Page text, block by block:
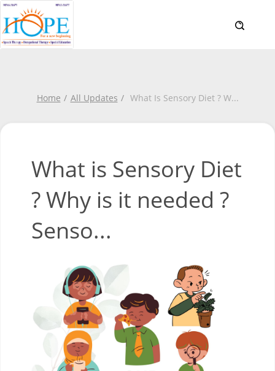
Home All Updates What Is Sensory Diet ? W...
What is Sensory Diet
? Why is it needed ?
Senso...